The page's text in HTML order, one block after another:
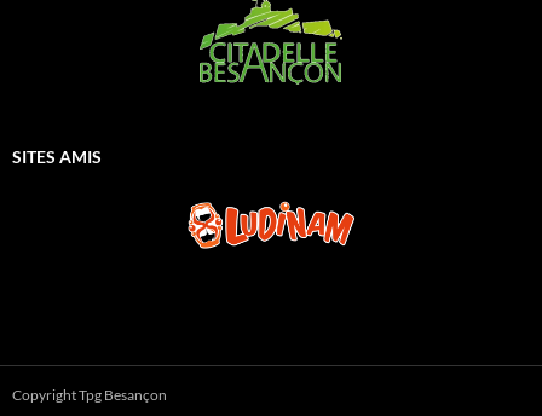
SITES AMIS
Copyright Tpg Besançon